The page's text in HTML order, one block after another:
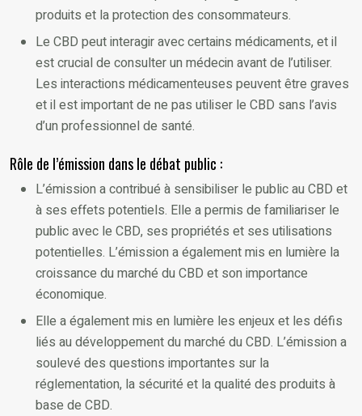
produits et la protection des consommateurs.
Le CBD peut interagir avec certains médicaments, et il
est crucial de consulter un médecin avant de l’utiliser.
Les interactions médicamenteuses peuvent être graves
et il est important de ne pas utiliser le CBD sans l’avis
d’un professionnel de santé.
Rôle de l’émission dans le débat public :
L’émission a contribué à sensibiliser le public au CBD et
à ses effets potentiels. Elle a permis de familiariser le
public avec le CBD, ses propriétés et ses utilisations
potentielles. L’émission a également mis en lumière la
croissance du marché du CBD et son importance
économique.
Elle a également mis en lumière les enjeux et les défis
liés au développement du marché du CBD. L’émission a
soulevé des questions importantes sur la
réglementation, la sécurité et la qualité des produits à
base de CBD.